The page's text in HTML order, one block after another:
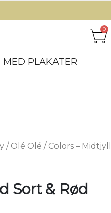
0
MED PLAKATER
/ Olé Olé / Colors –
Sort & Rød